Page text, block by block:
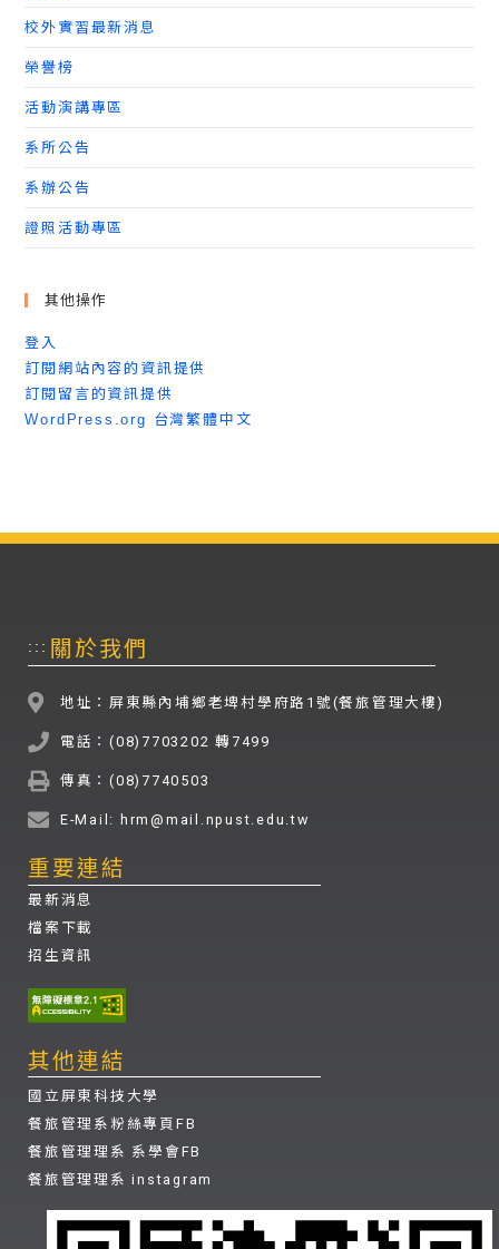
校外實習最新消息
榮譽榜
活動演講專區
系所公告
系辦公告
證照活動專區
其他操作
登入
訂閱網站內容的資訊提供
訂閱留言的資訊提供
WordPress.org 台灣繁體中文
::: 關於我們
地址：屏東縣內埔鄉老埤村學府路1號(餐旅管理大樓)
電話：(08)7703202 轉7499
傳真：(08)7740503
E-Mail: hrm@mail.npust.edu.tw
重要連結
最新消息
檔案下載
招生資訊
其他連結
國立屏東科技大學
餐旅管理系粉絲專頁FB
餐旅管理理系 系學會FB
餐旅管理理系 instagram